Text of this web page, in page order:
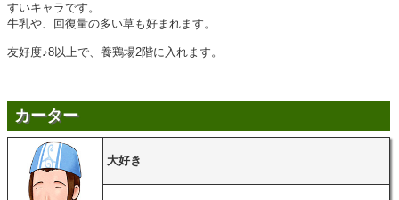
すいキャラです。
牛乳や、回復量の多い草も好まれます。
友好度♪8以上で、養鶏場2階に入れます。
カーター
大好き